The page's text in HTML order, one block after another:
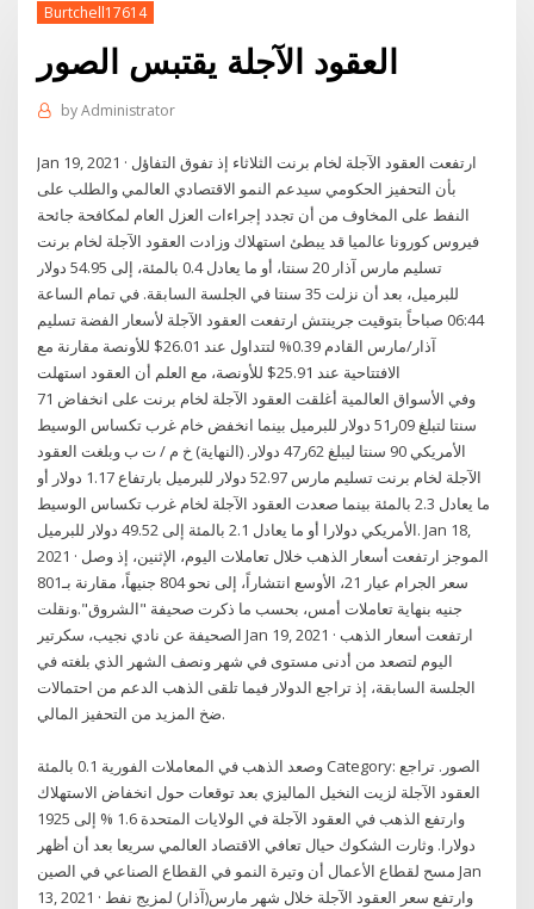
Burtchell17614
العقود الآجلة يقتبس الصور
byAdministrator
Jan 19, 2021 · ارتفعت العقود الآجلة لخام برنت الثلاثاء إذ تفوق التفاؤل
بأن التحفيز الحكومي سيدعم النمو الاقتصادي العالمي والطلب على
النفط على المخاوف من أن تجدد إجراءات العزل العام لمكافحة جائحة
فيروس كورونا عالميا قد يبطئ استهلاك وزادت العقود الآجلة لخام برنت
تسليم مارس آذار 20 سنتا، أو ما يعادل 0.4 بالمئة، إلى 54.95 دولار
للبرميل، بعد أن نزلت 35 سنتا في الجلسة السابقة. في تمام الساعة
06:44 صباحاً بتوقيت جرينتش ارتفعت العقود الآجلة لأسعار الفضة تسليم
آذار/مارس القادم 0.39% لتتداول عند 26.01$ للأونصة مقارنة مع
الافتتاحية عند 25.91$ للأونصة، مع العلم أن العقود استهلت
وفي الأسواق العالمية أغلقت العقود الآجلة لخام برنت على انخفاض 71
سنتا لتبلغ 09ر51 دولار للبرميل بينما انخفض خام غرب تكساس الوسيط
الأمريكي 90 سنتا ليبلغ 62ر47 دولار. (النهاية) خ م / ت ب وبلغت العقود
الآجلة لخام برنت تسليم مارس 52.97 دولار للبرميل بارتفاع 1.17 دولار أو
ما يعادل 2.3 بالمئة بينما صعدت العقود الآجلة لخام غرب تكساس الوسيط
الأمريكي دولارا أو ما يعادل 2.1 بالمئة إلى 49.52 دولار للبرميل. Jan 18,
2021 · الموجز ارتفعت أسعار الذهب خلال تعاملات اليوم، الإثنين، إذ وصل
سعر الجرام عيار 21، الأوسع انتشاراً، إلى نحو 804 جنيهاً، مقارنة بـ801
جنيه بنهاية تعاملات أمس، بحسب ما ذكرت صحيفة "الشروق".ونقلت
الصحيفة عن نادي نجيب، سكرتير Jan 19, 2021 · ارتفعت أسعار الذهب
اليوم لتصعد من أدنى مستوى في شهر ونصف الشهر الذي بلغته في
الجلسة السابقة، إذ تراجع الدولار فيما تلقى الذهب الدعم من احتمالات
ضخ المزيد من التحفيز المالي.
وصعد الذهب في المعاملات الفورية 0.1 بالمئة Category: الصور. تراجع
العقود الآجلة لزيت النخيل الماليزي بعد توقعات حول انخفاض الاستهلاك
وارتفع الذهب في العقود الآجلة في الولايات المتحدة 1.6 % إلى 1925
دولارا. وثارت الشكوك حيال تعافي الاقتصاد العالمي سريعا بعد أن أظهر
مسح لقطاع الأعمال أن وتيرة النمو في القطاع الصناعي في الصين Jan
13, 2021 · وارتفع سعر العقود الآجلة خلال شهر مارس(آذار) لمزيج نفط